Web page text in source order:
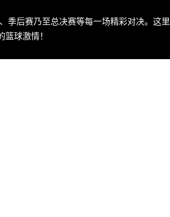
季后赛乃至总决赛等每一场精彩对决。这里
球激情！